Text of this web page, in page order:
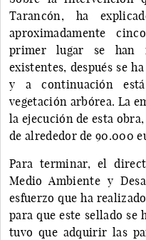
Tarancón, ha
aproximadamente
primer lugar se han
existentes, después se
y a continuación
vegetación arbórea. La
la ejecución de esta
de alrededor de 90.000
Para terminar, el
Medio Ambiente y
esfuerzo que ha
para que este sellado se
tuvo que adquirir las